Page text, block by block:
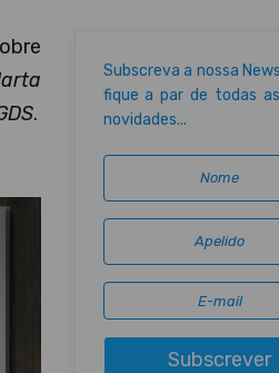
.
Subscreva a nossa
fique a par de todas
novidades...
Subscrever